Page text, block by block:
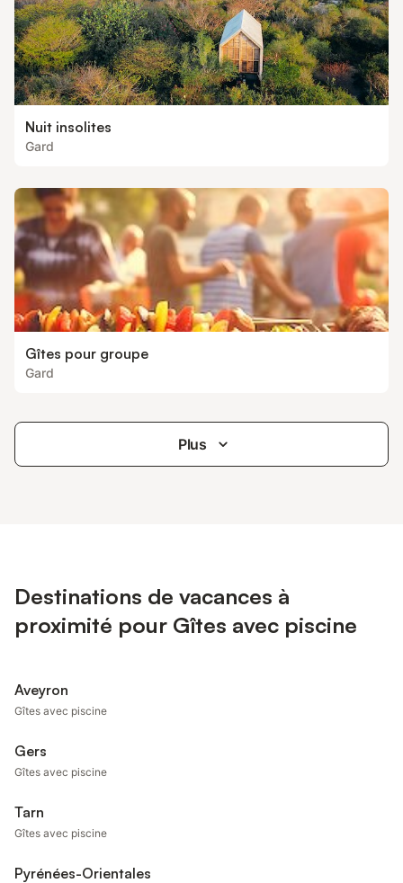
Nuit insolites
Gard
Gîtes pour groupe
Gard
Plus
Destinations de vacances à
proximité pour Gîtes avec piscine
Aveyron
Gîtes avec piscine
Gers
Gîtes avec piscine
Tarn
Gîtes avec piscine
Pyrénées-Orientales